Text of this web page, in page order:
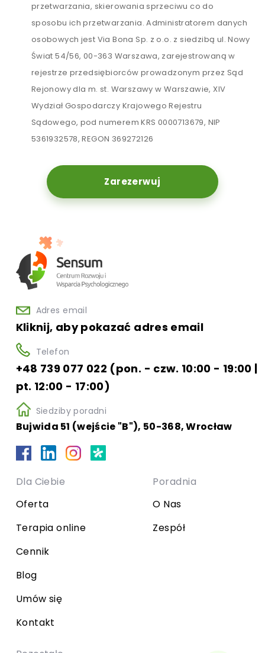
przetwarzania, skierowania sprzeciwu co do
sposobu ich przetwarzania. Administratorem danych
osobowych jest Via Bona Sp. z o.o. z siedzibą ul. Nowy
Świat 54/56, 00-363 Warszawa, zarejestrowaną w
rejestrze przedsiębiorców prowadzonym przez Sąd
Rejonowy dla m. st. Warszawy w Warszawie, XIV
Wydział Gospodarczy Krajowego Rejestru
Sądowego, pod numerem KRS 0000713679, NIP
5361932578, REGON 369272126
Zarezerwuj
Adres email
Kliknij, aby pokazać adres email
Telefon
+48 739 077 022 (pon. - czw. 10:00 - 19:00 |
pt. 12:00 - 17:00)
Siedziby poradni
Bujwida 51 (wejście "B"), 50-368, Wrocław
Dla Ciebie
Oferta
Terapia online
Cennik
Blog
Umów się
Kontakt
Poradnia
O Nas
Zespół